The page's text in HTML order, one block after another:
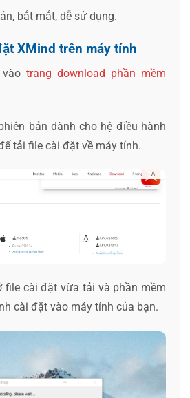
bắt mắt, dễ sử dụng.
XMind trên máy tính
trang download phần mềm
bản dành cho hệ điều hành
tải file cài đặt về máy tính.
file cài đặt vừa tải và phần mềm
cài đặt vào máy tính của bạn.